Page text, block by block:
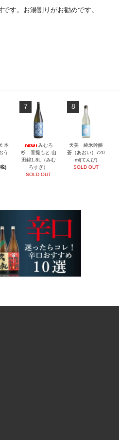
す。お湯割りがお勧めです。
本
う
)
7
みむろ
杉 菩提もと 山
田錦1.8L（みむ
ろすぎ）
SOLD OUT
8
天美 純米吟醸
蒼（あおい）720
ml(てんび)
SOLD OUT